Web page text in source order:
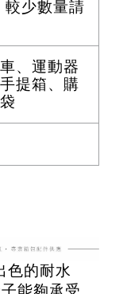
較少數量請
、運動器
提箱、購
色的耐水